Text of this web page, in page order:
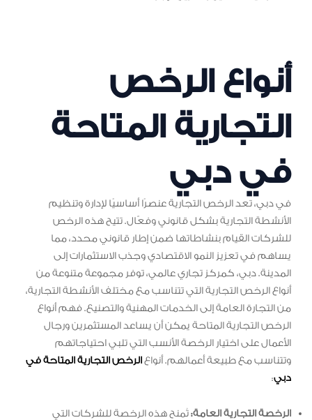
أنواع الرخص
التجارية المتاحة
في دبي
في دبي، تعد الرخص التجارية عنصرًا أساسيًا لإدارة وتنظيم
الأنشطة التجارية بشكل قانوني وفعّال. تتيح هذه الرخص
للشركات القيام بنشاطاتها ضمن إطار قانوني محدد، مما
يساهم في تعزيز النمو الاقتصادي وجذب الاستثمارات إلى
المدينة. دبي، كمركز تجاري عالمي، توفر مجموعة متنوعة من
أنواع الرخص التجارية التي تتناسب مع مختلف الأنشطة التجارية،
من التجارة العامة إلى الخدمات المهنية والتصنيع. فهم أنواع
الرخص التجارية المتاحة يمكن أن يساعد المستثمرين ورجال
الأعمال على اختيار الرخصة الأنسب التي تلبي احتياجاتهم
وتتناسب مع طبيعة أعمالهم. أنواع الرخص التجارية المتاحة في
دبي:
الرخصة التجارية العامة:تُمنح هذه الرخصة للشركات التي